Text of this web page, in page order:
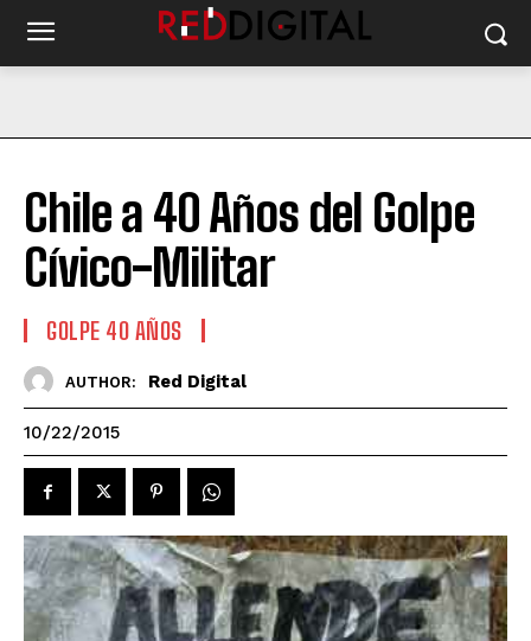
Chile a 40 Años del Golpe
Cívico-Militar
GOLPE 40 AÑOS
AUTHOR: Red Digital
10/22/2015